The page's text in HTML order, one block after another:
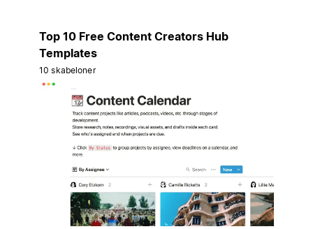
Top 10 Free Content Creators Hub
Templates
10 skabeloner